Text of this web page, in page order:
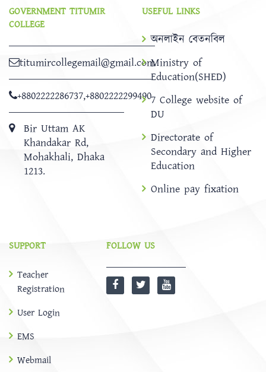
GOVERNMENT TITUMIR
COLLEGE
titumircollegemail@gmail.com
+8802222286737,+8802222299490
Bir Uttam AK
Khandakar Rd,
Mohakhali, Dhaka
1213.
USEFUL LINKS
অনলাইন বেতনবিল
Ministry of
Education(SHED)
7 College website of
DU
Directorate of
Secondary and Higher
Education
Online pay fixation
SUPPORT
Teacher
Registration
User Login
EMS
Webmail
FOLLOW US